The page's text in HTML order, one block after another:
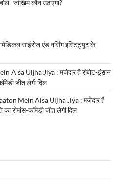
जोखिम कौन उठाएगा?
साइंसेज एंड नर्सिंग इंस्टिट्यूट के
Aisa Uljha Jiya : मजेदार है रोबोट-इंसान
जीत लेगी दिल
Mein Aisa Uljha Jiya : मजेदार है
का रोमांस-कॉमेडी जीत लेगी दिल